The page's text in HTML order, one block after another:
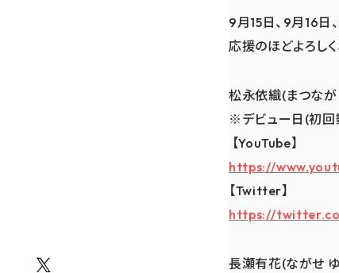
9月15日、9月16日
応援のほどよろし
松永依織(まつなが
※デビュー日(初回
【YouTube】
https://
【Twitter】
https://
長瀬有花(ながせ